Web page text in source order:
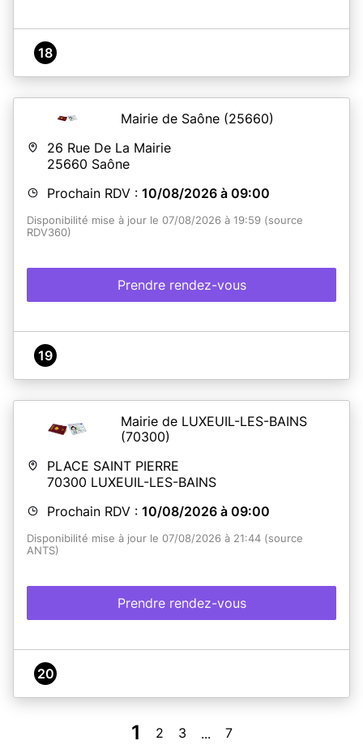
18
Mairie de Saône (25660)
26 Rue De La Mairie
25660 Saône
Prochain RDV : 10/08/2026 à 09:00
Disponibilité mise à jour le 07/08/2026 à 19:59 (source
RDV360)
Prendre rendez-vous
19
Mairie de LUXEUIL-LES-BAINS
(70300)
PLACE SAINT PIERRE
70300 LUXEUIL-LES-BAINS
Prochain RDV : 10/08/2026 à 09:00
Disponibilité mise à jour le 07/08/2026 à 21:44 (source
ANTS)
Prendre rendez-vous
20
1 2 3 ... 7